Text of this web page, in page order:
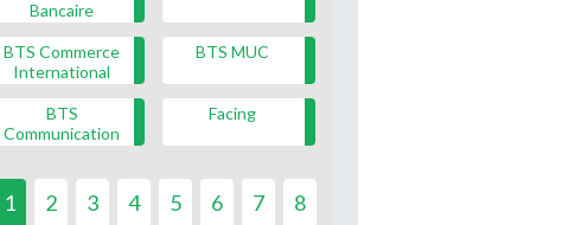
Bancaire
BTS Commerce
International
BTS MUC
BTS
Communication
Facing
1 2 3 4 5 6 7 8